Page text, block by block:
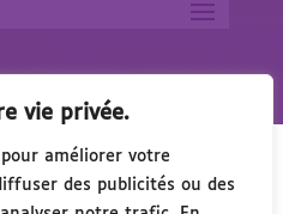
vie privée.
améliorer votre
des publicités ou des